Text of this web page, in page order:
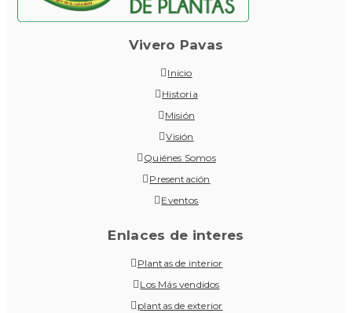
Vivero Pavas
Inicio
Historia
Misión
Visión
Quiénes Somos
Presentación
Eventos
Enlaces de interes
Plantas de interior
Los Más vendidos
plantas de exterior